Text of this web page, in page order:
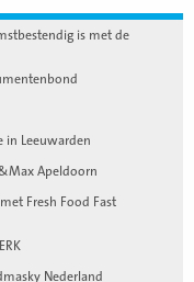
is met de
in Leeuwarden
Apeldoorn
Fresh Food Fast
Nederland